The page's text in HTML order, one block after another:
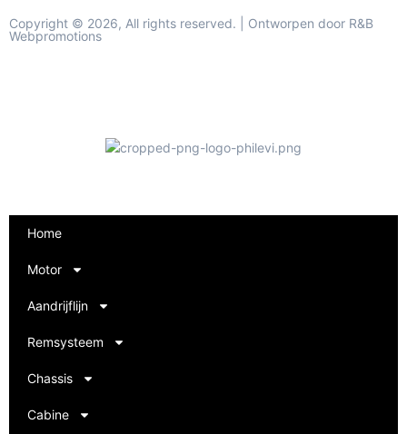
Copyright © 2026, All rights reserved. | Ontworpen door R&B
Webpromotions
Home
Motor
Aandrijflijn
Remsysteem
Chassis
Cabine